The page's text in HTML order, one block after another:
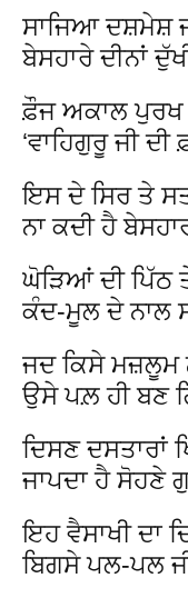
ਸਾਜਿਆ ਦਸ਼ਮੇਸ਼
ਬੇਸਹਾਰੇ ਦੀਨਾਂ
ਫ਼ੌਜ ਅਕਾਲ ਪੁਰਖ
‘ਵਾਹਿਗੁਰੂ ਜੀ ਦੀ
ਇਸ ਦੇ ਸਿਰ ਤੇ
ਨਾ ਕਦੀ ਹੈ
ਘੋੜਿਆਂ ਦੀ ਪਿੱਠ
ਕੰਦ-ਮੂਲ ਦੇ ਨਾਲ
ਜਦ ਕਿਸੇ ਮਜ਼ਲੂਮ
ਉਸੇ ਪਲ਼ ਹੀ ਬਣ
ਦਿਸਣ ਦਸਤਾਰਾਂ
ਜਾਪਦਾ ਹੈ ਸੋਹਣੇ
ਇਹ ਵੈਸਾਖੀ ਦਾ
ਬਿਗਸੇ ਪਲ-ਪਲ